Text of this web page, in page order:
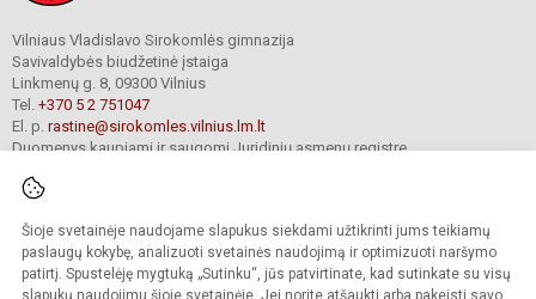
Šioje svetainėje naudojame slapukus siekdami užtikrinti jums teikiamų
paslaugų kokybę, analizuoti svetainės naudojimą ir optimizuoti naršymo
patirtį. Spustelėję mygtuką „Sutinku“, jūs patvirtinate, kad sutinkate su visų
slapukų naudojimu šioje svetainėje. Jei norite atšaukti arba pakeisti savo
Vilniaus Vladislavo Sirokomlės gimnazija
Savivaldybės biudžetinė įstaiga
Linkmenų g. 8, 09300 Vilnius
Tel. +370 5 2 751047
El. p. rastine@sirokomles.vilnius.lm.lt
Duomenys kaupiami ir saugomi Juridinių asmenų registre
© 2020. Vilniaus Vladislavo Sirokomlės gimnazija. Visos teisės saugomos.
Kopijuoti turinį be raštiško gimnazijos sutikimo griežtai draudžiama.